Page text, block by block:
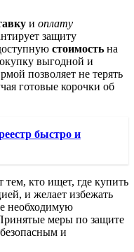
и оплату
защиту
стоимость на
выгодной и
позволяет не терять
готовые корочки об
быстро и
кто ищет, где купить
и желает избежать
необходимую
меры по защите
и